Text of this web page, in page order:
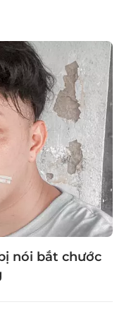
nói bắt chước